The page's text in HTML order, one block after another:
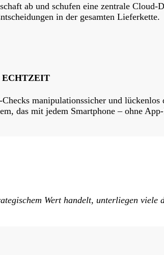
ab und schufen eine zentrale Cloud-
in der gesamten Lieferkette.
ECHTZEIT
manipulationssicher und lückenlos
das mit jedem Smartphone – ohne
Wert handelt, unterliegen viele